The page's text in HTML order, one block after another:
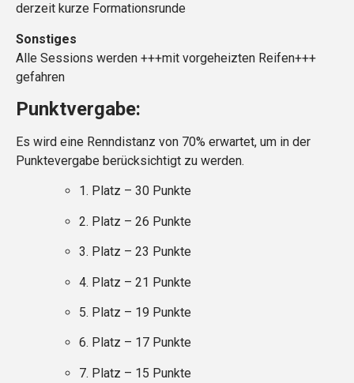
derzeit kurze Formationsrunde
Sonstiges
Alle Sessions werden +++mit vorgeheizten Reifen+++
gefahren
Punktvergabe:
Es wird eine Renndistanz von 70% erwartet, um in der
Punktevergabe berücksichtigt zu werden.
1. Platz – 30 Punkte
2. Platz – 26 Punkte
3. Platz – 23 Punkte
4. Platz – 21 Punkte
5. Platz – 19 Punkte
6. Platz – 17 Punkte
7. Platz – 15 Punkte